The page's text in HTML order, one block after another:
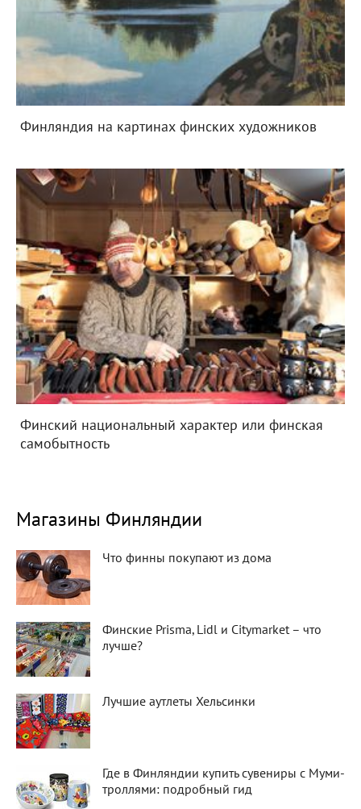
Финляндия на картинах финских художников
Финский национальный характер или финская
самобытность
Магазины Финляндии
Что финны покупают из дома
Финские Prisma, Lidl и Citymarket – что
лучше?
Лучшие аутлеты Хельсинки
Где в Финляндии купить сувениры с Муми-
троллями: подробный гид